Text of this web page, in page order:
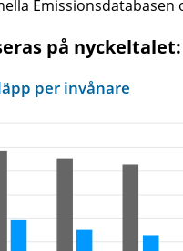
Emissionsdatabasen
på nyckeltalet:
per invånare